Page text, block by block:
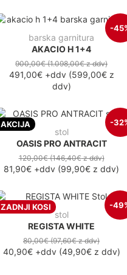
-
barska garnitura
AKACIO H 1+4
900,00€(1.098,00€z ddv)
491,00€+ddv(599,00€z
ddv)
AKCIJA -
stol
OASIS PRO ANTRACIT
120,00€(146,40€z ddv)
81,90€ +ddv (99,90€ z ddv)
ZADNJI KOSI -
stol
REGISTA WHITE
80,00€(97,60€z ddv)
40,90€+ddv(49,90€z ddv)